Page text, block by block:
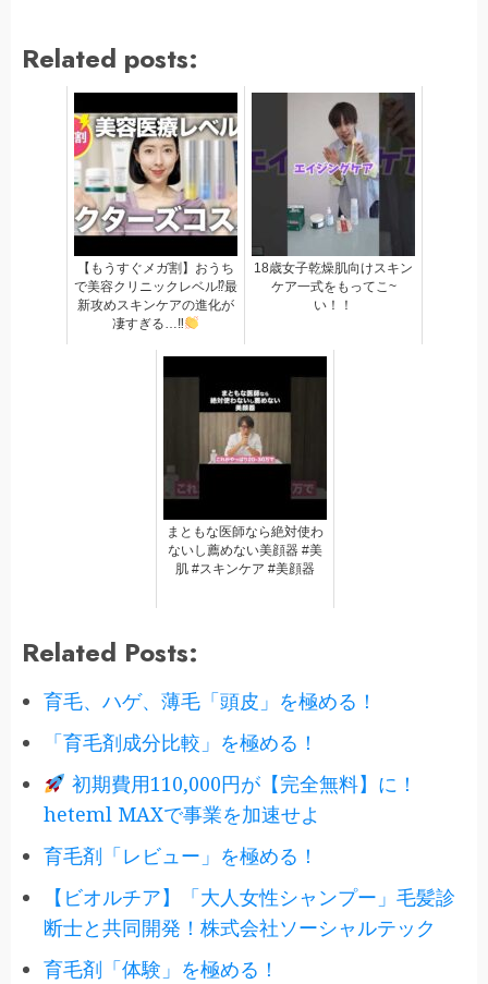
Related posts:
【もうすぐメガ割】おうち
で美容クリニックレベル⁉最
新攻めスキンケアの進化が
凄すぎる…‼
18歳女子乾燥肌向けスキン
ケア一式をもってこ~
い！！
まともな医師なら絶対使わ
ないし薦めない美顔器 #美
肌 #スキンケア #美顔器
Related Posts:
育毛、ハゲ、薄毛「頭皮」を極める！
「育毛剤成分比較」を極める！
初期費用110,000円が【完全無料】に！
heteml MAXで事業を加速せよ
育毛剤「レビュー」を極める！
【ビオルチア】「大人女性シャンプー」毛髪診
断士と共同開発！株式会社ソーシャルテック
育毛剤「体験」を極める！